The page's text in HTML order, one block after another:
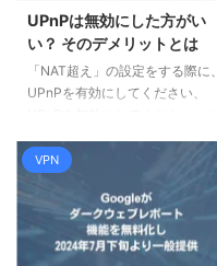
UPnPは無効にした方がい
い？ そのデメリットとは
「NAT超え」の設定をする際に、
UPnPを有効にしてください、
ります。UPnPとは何なのでしょ
みと利用目的、なぜUPnPは危な
いと言われるのかについて、わか
りやすく解説しています。また、
VPN